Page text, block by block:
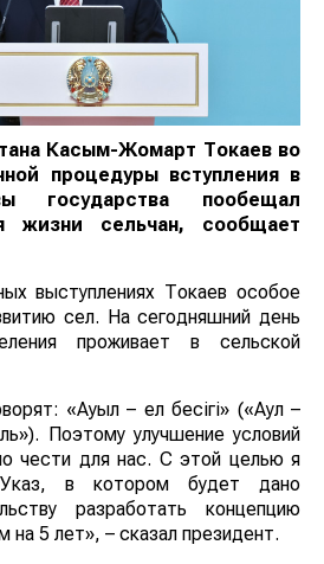
Касым-Жомарт Токаев во
процедуры вступления в
государства пообещал
жизни сельчан, сообщает
выступлениях Токаев особое
сел. На сегодняшний день
проживает в сельской
«Ауыл – ел бесігі» («Аул –
Поэтому улучшение условий
чести для нас. С этой целью я
в котором будет дано
разработать концепцию
на 5 лет», – сказал президент.